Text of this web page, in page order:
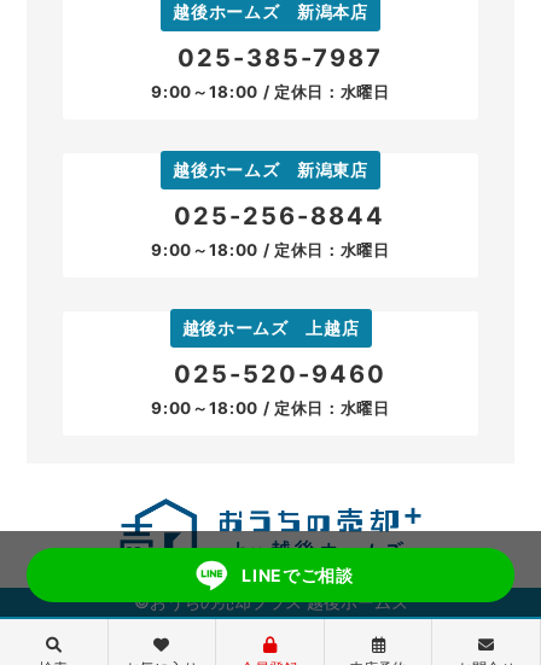
越後ホームズ 新潟本店
025-385-7987
9:00～18:00 / 定休日：水曜日
越後ホームズ 新潟東店
025-256-8844
9:00～18:00 / 定休日：水曜日
越後ホームズ 上越店
025-520-9460
9:00～18:00 / 定休日：水曜日
©おうちの売却プラス 越後ホームズ
LINEでご相談